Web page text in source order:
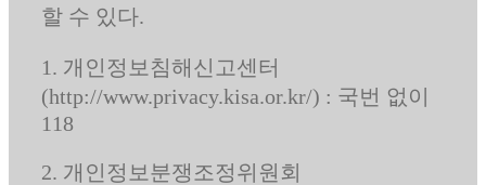
할 수 있다.
1. 개인정보침해신고센터
(http://www.privacy.kisa.or.kr/) : 국번 없이
118
2. 개인정보분쟁조정위원회